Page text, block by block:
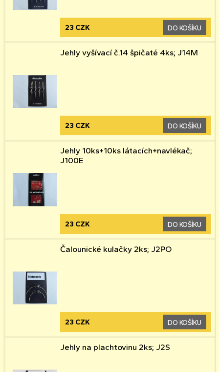
23 CZK DO KOŠÍKU
Jehly vyšívací č.14 špičaté 4ks; J14M
23 CZK DO KOŠÍKU
Jehly 10ks+10ks látacích+navlékač;
J100E
23 CZK DO KOŠÍKU
Čalounické kulačky 2ks; J2PO
23 CZK DO KOŠÍKU
Jehly na plachtovinu 2ks; J2S